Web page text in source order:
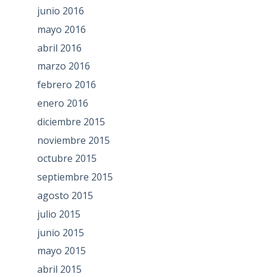
junio 2016
mayo 2016
abril 2016
marzo 2016
febrero 2016
enero 2016
diciembre 2015
noviembre 2015
octubre 2015
septiembre 2015
agosto 2015
julio 2015
junio 2015
mayo 2015
abril 2015